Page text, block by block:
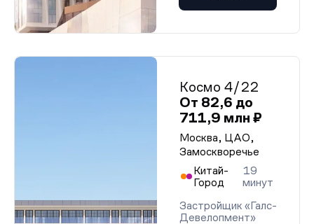
Космо 4/22
От 82,6 до
711,9 млн ₽
Москва, ЦАО,
Замоскворечье
Китай-
Город
19
минут
Застройщик «Галс-
Девелопмент»